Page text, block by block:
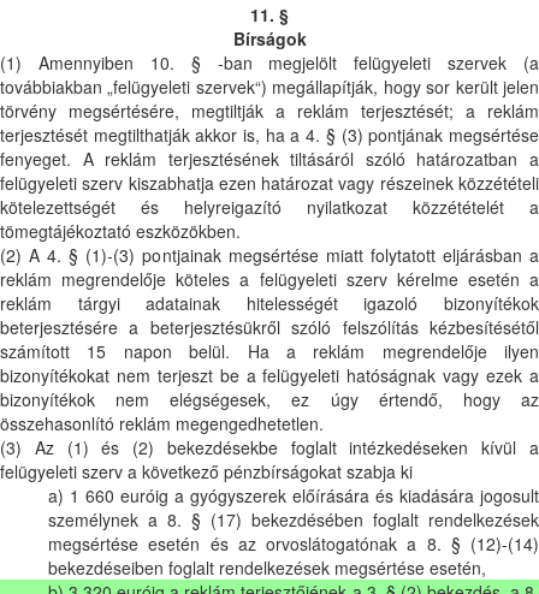
11. §
Bírságok
(1) Amennyiben 10. § -ban megjelölt felügyeleti szervek (a
továbbiakban „felügyeleti szervek“) megállapítják, hogy sor került jelen
törvény megsértésére, megtiltják a reklám terjesztését; a reklám
terjesztését megtilthatják akkor is, ha a 4. § (3) pontjának megsértése
fenyeget. A reklám terjesztésének tiltásáról szóló határozatban a
felügyeleti szerv kiszabhatja ezen határozat vagy részeinek közzétételi
kötelezettségét és helyreigazító nyilatkozat közzétételét a
tömegtájékoztató eszközökben.
(2) A 4. § (1)-(3) pontjainak megsértése miatt folytatott eljárásban a
reklám megrendelője köteles a felügyeleti szerv kérelme esetén a
reklám tárgyi adatainak hitelességét igazoló bizonyítékok
beterjesztésére a beterjesztésükről szóló felszólítás kézbesítésétől
számított 15 napon belül. Ha a reklám megrendelője ilyen
bizonyítékokat nem terjeszt be a felügyeleti hatóságnak vagy ezek a
bizonyítékok nem elégségesek, ez úgy értendő, hogy az
összehasonlító reklám megengedhetetlen.
(3) Az (1) és (2) bekezdésekbe foglalt intézkedéseken kívül a
felügyeleti szerv a következő pénzbírságokat szabja ki
a) 1 660 euróig a gyógyszerek előírására és kiadására jogosult
személynek a 8. § (17) bekezdésében foglalt rendelkezések
megsértése esetén és az orvoslátogatónak a 8. § (12)-(14)
bekezdéseiben foglalt rendelkezések megsértése esetén,